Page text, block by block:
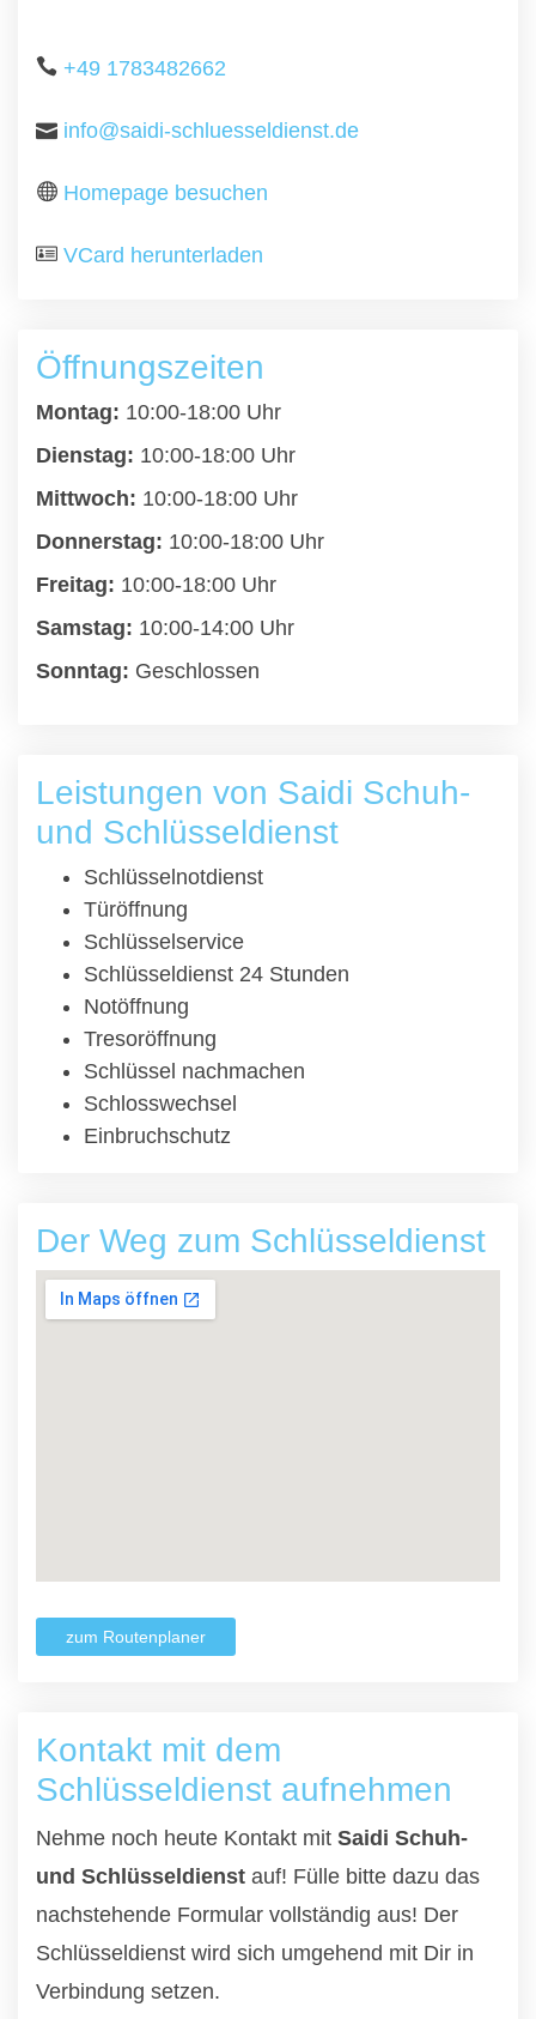
+49 1783482662
info@saidi-schluesseldienst.de
Homepage besuchen
VCard herunterladen
Öffnungszeiten
Montag: 10:00-18:00 Uhr
Dienstag: 10:00-18:00 Uhr
Mittwoch: 10:00-18:00 Uhr
Donnerstag: 10:00-18:00 Uhr
Freitag: 10:00-18:00 Uhr
Samstag: 10:00-14:00 Uhr
Sonntag: Geschlossen
Leistungen von Saidi Schuh-
und Schlüsseldienst
Schlüsselnotdienst
Türöffnung
Schlüsselservice
Schlüsseldienst 24 Stunden
Notöffnung
Tresoröffnung
Schlüssel nachmachen
Schlosswechsel
Einbruchschutz
Der Weg zum Schlüsseldienst
zum Routenplaner
Kontakt mit dem
Schlüsseldienst aufnehmen
Nehme noch heute Kontakt mit Saidi Schuh-
und Schlüsseldienst auf! Fülle bitte dazu das
nachstehende Formular vollständig aus! Der
Schlüsseldienst wird sich umgehend mit Dir in
Verbindung setzen.